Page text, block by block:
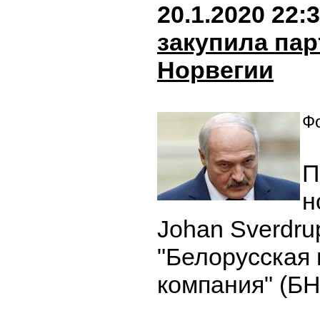
20.1.2020
закупила
Норвегии
Johan
компания"